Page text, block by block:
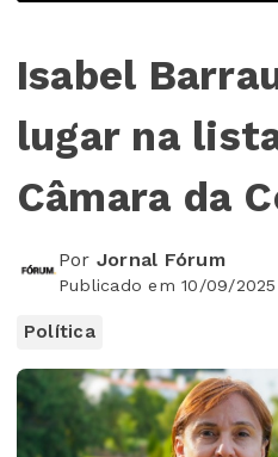
Isabel
lugar na
Câmara da
Por Jornal Fórum
Publicado em 10/09/2025
Política